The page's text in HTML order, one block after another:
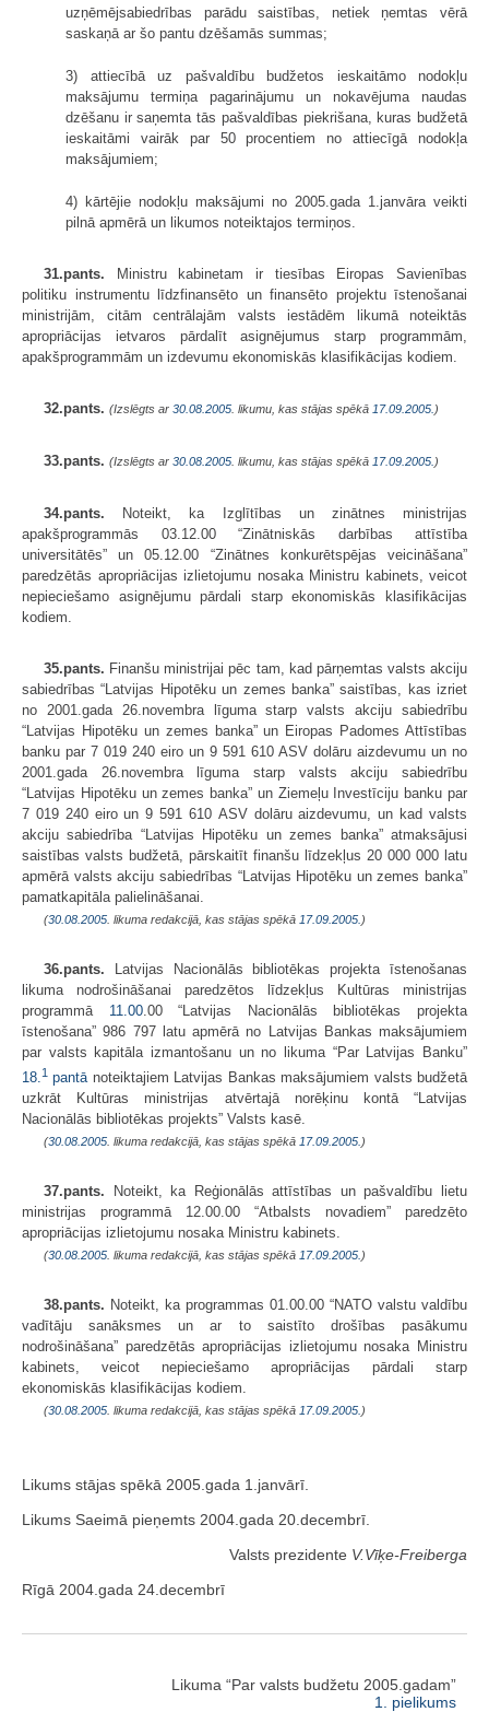
uzņēmējsabiedrības parādu saistības, netiek ņemtas vērā
saskaņā ar šo pantu dzēšamās summas;
3) attiecībā uz pašvaldību budžetos ieskaitāmo nodokļu
maksājumu termiņa pagarinājumu un nokavējuma naudas
dzēšanu ir saņemta tās pašvaldības piekrišana, kuras budžetā
ieskaitāmi vairāk par 50 procentiem no attiecīgā nodokļa
maksājumiem;
4) kārtējie nodokļu maksājumi no 2005.gada 1.janvāra veikti
pilnā apmērā un likumos noteiktajos termiņos.
31.pants. Ministru kabinetam ir tiesības Eiropas Savienības
politiku instrumentu līdzfinansēto un finansēto projektu īstenošanai
ministrijām, citām centrālajām valsts iestādēm likumā noteiktās
apropriācijas ietvaros pārdalīt asignējumus starp programmām,
apakšprogrammām un izdevumu ekonomiskās klasifikācijas kodiem.
32.pants. (Izslēgts ar 30.08.2005 . likumu, kas stājas spēkā 17.09.2005. )
33.pants. (Izslēgts ar 30.08.2005 . likumu, kas stājas spēkā 17.09.2005. )
34.pants. Noteikt, ka Izglītības un zinātnes ministrijas
apakšprogrammās 03.12.00 “Zinātniskās darbības attīstība
universitātēs” un 05.12.00 “Zinātnes konkurētspējas veicināšana”
paredzētās apropriācijas izlietojumu nosaka Ministru kabinets, veicot
nepieciešamo asignējumu pārdali starp ekonomiskās klasifikācijas
kodiem.
35.pants. Finanšu ministrijai pēc tam, kad pārņemtas valsts akciju
sabiedrības “Latvijas Hipotēku un zemes banka” saistības, kas izriet
no 2001.gada 26.novembra līguma starp valsts akciju sabiedrību
“Latvijas Hipotēku un zemes banka” un Eiropas Padomes Attīstības
banku par 7 019 240 eiro un 9 591 610 ASV dolāru aizdevumu un no
2001.gada 26.novembra līguma starp valsts akciju sabiedrību
“Latvijas Hipotēku un zemes banka” un Ziemeļu Investīciju banku par
7 019 240 eiro un 9 591 610 ASV dolāru aizdevumu, un kad valsts
akciju sabiedrība “Latvijas Hipotēku un zemes banka” atmaksājusi
saistības valsts budžetā, pārskaitīt finanšu līdzekļus 20 000 000 latu
apmērā valsts akciju sabiedrības “Latvijas Hipotēku un zemes banka”
pamatkapitāla palielināšanai.
(30.08.2005 . likuma redakcijā, kas stājas spēkā 17.09.2005. )
36.pants. Latvijas Nacionālās bibliotēkas projekta īstenošanas
likuma nodrošināšanai paredzētos līdzekļus Kultūras ministrijas
programmā 11.00.00 “Latvijas Nacionālās bibliotēkas projekta
īstenošana” 986 797 latu apmērā no Latvijas Bankas maksājumiem
par valsts kapitāla izmantošanu un no likuma “Par Latvijas Banku”
18.1 pantānoteiktajiem Latvijas Bankas maksājumiem valsts budžetā
uzkrāt Kultūras ministrijas atvērtajā norēķinu kontā “Latvijas
Nacionālās bibliotēkas projekts” Valsts kasē.
(30.08.2005 . likuma redakcijā, kas stājas spēkā 17.09.2005. )
37.pants. Noteikt, ka Reģionālās attīstības un pašvaldību lietu
ministrijas pro­grammā 12.00.00 “Atbalsts novadiem” paredzēto
apropriācijas izlietojumu nosaka Ministru kabinets.
(30.08.2005 . likuma redakcijā, kas stājas spēkā 17.09.2005. )
38.pants. Noteikt, ka programmas 01.00.00 “NATO valstu valdību
vadītāju sanāksmes un ar to saistīto drošības pasākumu
nodrošināšana” paredzētās apropriācijas izlietojumu nosaka Ministru
kabinets, veicot nepieciešamo apropriācijas pārdali starp
ekonomiskās klasifikācijas kodiem.
(30.08.2005 . likuma redakcijā, kas stājas spēkā 17.09.2005. )
Likums stājas spēkā 2005.gada 1.janvārī.
Likums Saeimā pieņemts 2004.gada 20.decembrī.
Valsts prezidente V.Vīķe-Freiberga
Rīgā 2004.gada 24.decembrī
Likuma “Par valsts budžetu 2005.gadam”
1. pielikums